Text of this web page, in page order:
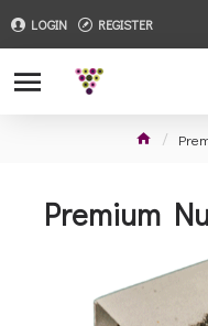
LOGIN REGISTER
Premium